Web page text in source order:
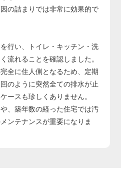
の詰まりでは非常に効果的で
行い、トイレ・キッチン・洗
流れることを確認しました。
全に住人側となるため、定期
のように突然全ての排水が止
ースも珍しくありません。
、築年数の経った住宅では汚
ンテナンスが重要になりま